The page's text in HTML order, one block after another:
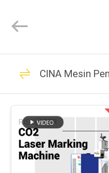
RUMAH
PRODUK
VR
Technology
Rights
Mesin
Laser
CINA Mesin